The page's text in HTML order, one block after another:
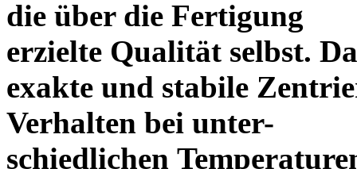
die über die Fertigung
erzielte Qualität selbst.
exakte und stabile
Verhalten bei unter-
schiedlichen